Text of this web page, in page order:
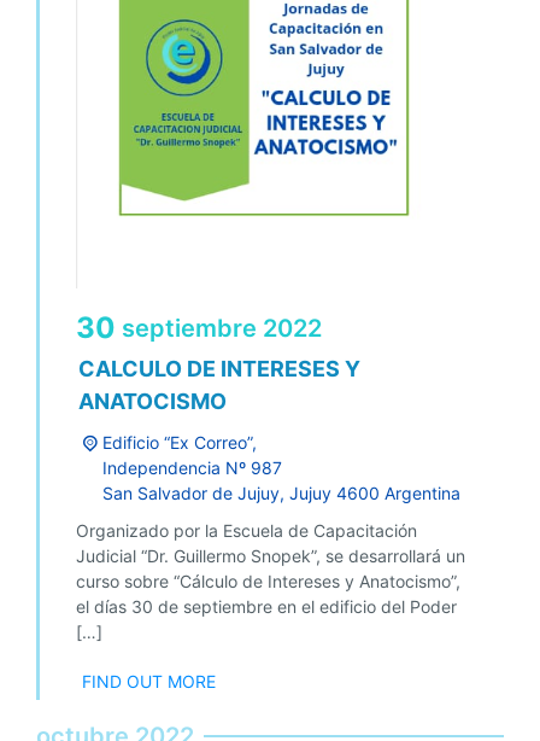
30 septiembre 2022
CALCULO DE INTERESES Y
ANATOCISMO
Edificio “Ex Correo”,
Independencia Nº 987
San Salvador de Jujuy, Jujuy 4600 Argentina
Organizado por la Escuela de Capacitación
Judicial “Dr. Guillermo Snopek”, se desarrollará un
curso sobre “Cálculo de Intereses y Anatocismo”,
el días 30 de septiembre en el edificio del Poder
[…]
FIND OUT MORE